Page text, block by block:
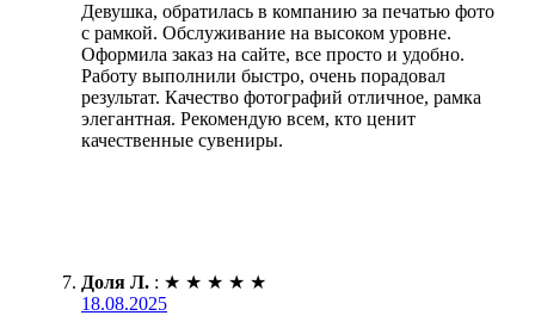
Девушка, обратилась в компанию за печатью фото
с рамкой. Обслуживание на высоком уровне.
Оформила заказ на сайте, все просто и удобно.
Работу выполнили быстро, очень порадовал
результат. Качество фотографий отличное, рамка
элегантная. Рекомендую всем, кто ценит
качественные сувениры.
Доля Л. : ★ ★ ★ ★ ★
18.08.2025